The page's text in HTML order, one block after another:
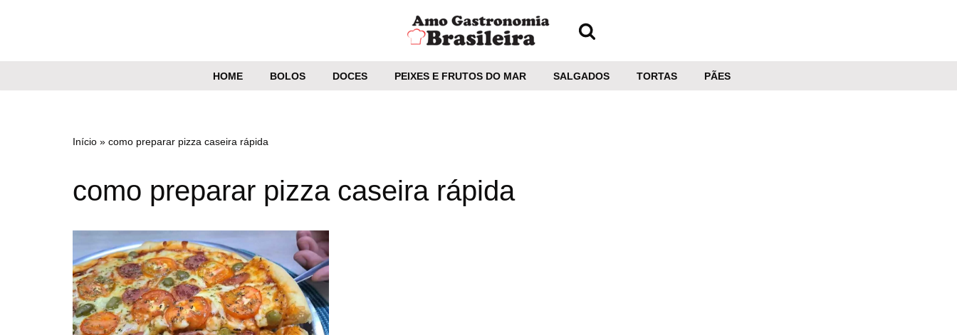
HOME BOLOS DOCES PEIXES E FRUTOS DO MAR SALGADOS TORTAS PÃES
Início » como preparar pizza caseira rápida
como preparar pizza caseira rápida